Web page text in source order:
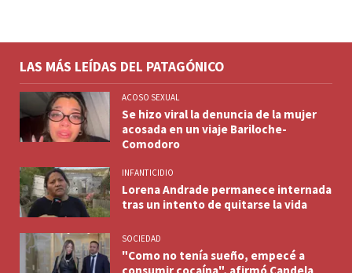
LAS MÁS LEÍDAS DEL PATAGÓNICO
ACOSO SEXUAL
Se hizo viral la denuncia de la mujer
acosada en un viaje Bariloche-
Comodoro
INFANTICIDIO
Lorena Andrade permanece internada
tras un intento de quitarse la vida
SOCIEDAD
"Como no tenía sueño, empecé a